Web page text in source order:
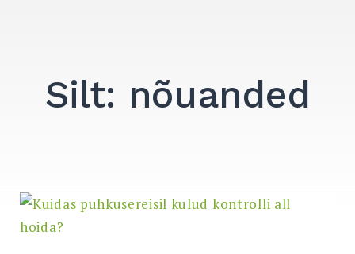
for:
Silt: nõuanded